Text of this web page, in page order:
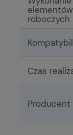
elementów
roboczych
Czas
Producent